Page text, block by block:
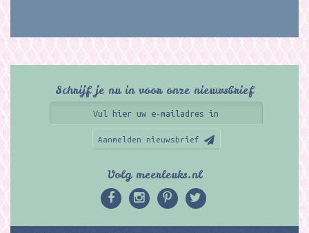
Schrijf je nu in voor onze nieuwsbrief
Aanmelden nieuwsbrief
Volg meerleuks.nl